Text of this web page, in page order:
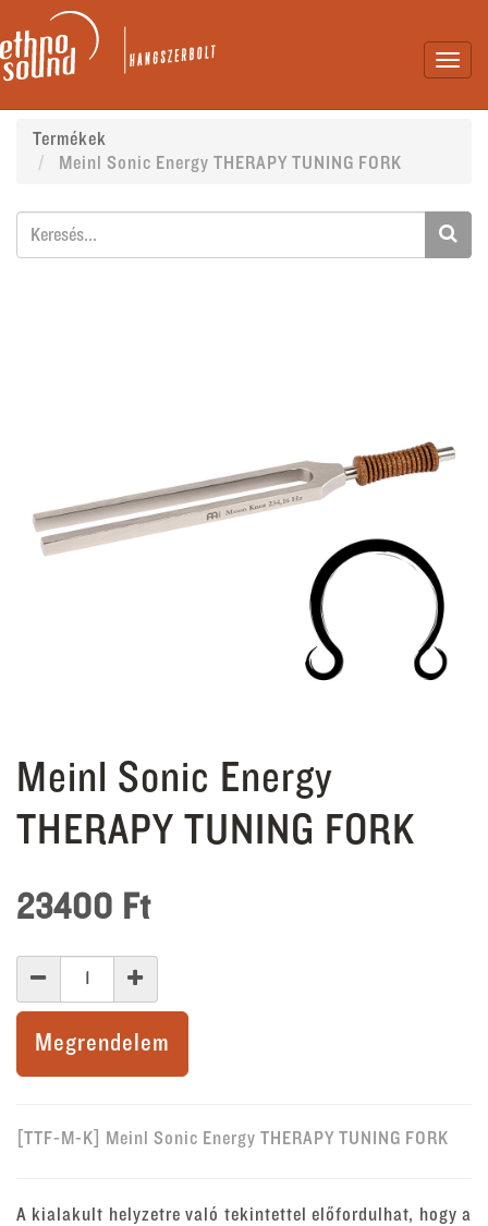
Termékek
Meinl Sonic Energy THERAPY TUNING FORK
Meinl Sonic Energy
THERAPY TUNING FORK
23400 Ft
Megrendelem
[TTF-M-K] Meinl Sonic Energy THERAPY TUNING FORK
A kialakult helyzetre való tekintettel előfordulhat, hogy a